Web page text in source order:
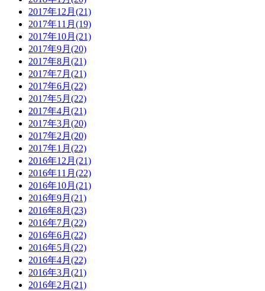
2017年12月(21)
2017年11月(19)
2017年10月(21)
2017年9月(20)
2017年8月(21)
2017年7月(21)
2017年6月(22)
2017年5月(22)
2017年4月(21)
2017年3月(20)
2017年2月(20)
2017年1月(22)
2016年12月(21)
2016年11月(22)
2016年10月(21)
2016年9月(21)
2016年8月(23)
2016年7月(22)
2016年6月(22)
2016年5月(22)
2016年4月(22)
2016年3月(21)
2016年2月(21)